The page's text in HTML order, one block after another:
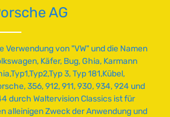
AG
Verwendung von "VW" und die Namen
Käfer, Bug, Ghia, Karmann
3, Typ 181,Kübel,
356, 912, 911, 930, 934, 924 und
durch Waltervision Classics ist für
alleinigen Zweck der Anwendung und